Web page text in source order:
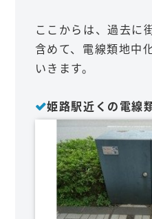
ここからは、過去に
含めて、電線類地中
いきます。
姫路駅近くの電線